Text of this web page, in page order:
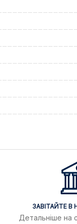
ЗАВІТАЙТЕ В
Детальніше на